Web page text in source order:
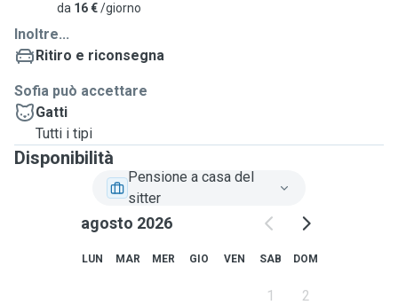
da 16 €/giorno
Inoltre...
Ritiro e riconsegna
Sofia può accettare
Gatti
Tutti i tipi
Disponibilità
Pensione a casa del
sitter
agosto 2026
LUN MAR MER GIO VEN SAB DOM
1 2